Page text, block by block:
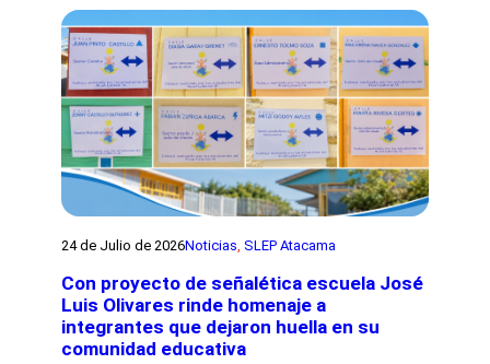
e
n
t
o
e
c
o
r
c
o
a
e
r
d
e
c
e
c
i
m
i
e
n
t
o
s
p
ú
l
c
o
s
d
e
24 de Julio de 2026Noticias, SLEP Atacama
Con proyecto de señalética escuela José
Luis Olivares rinde homenaje a
integrantes que dejaron huella en su
comunidad educativa